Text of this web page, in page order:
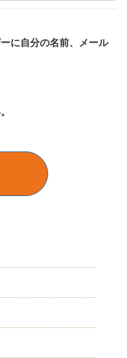
に自分の名前、メール